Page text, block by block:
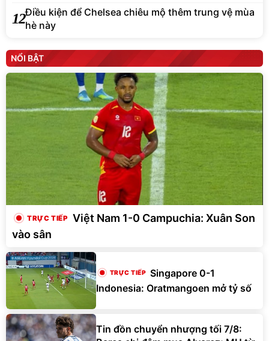
12Điều kiện để Chelsea chiêu mộ thêm trung vệ mùa
hè này
NỔI BẬT
Việt Nam 1-0 Campuchia: Xuân Son
vào sân
Singapore 0-1
Indonesia: Oratmangoen mở tỷ số
Tin đồn chuyển nhượng tối 7/8: